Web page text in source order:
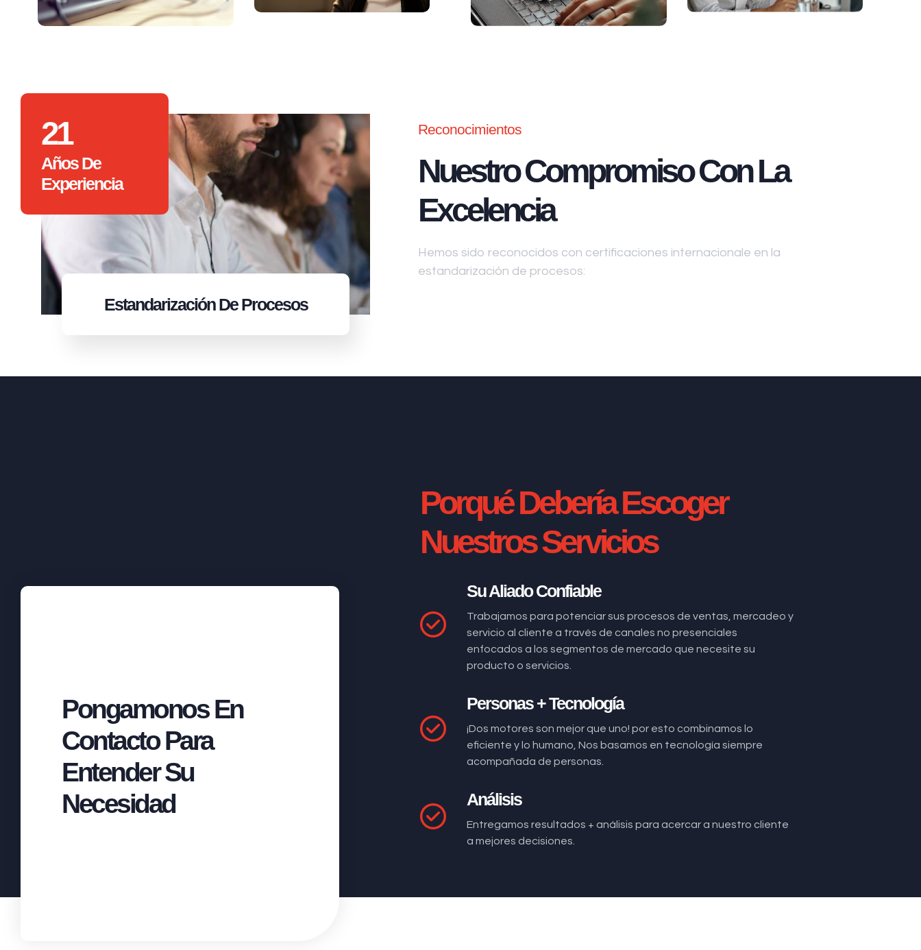
21
Años De
Experiencia
EstandarizaciónDe Procesos
Reconocimientos
Nuestro Compromiso Con La
Excelencia
Hemos sido reconocidos con certificaciones internacionale en la
estandarización de procesos:
Pongamonos En
Contacto Para
Entender Su
Necesidad
Porqué Debería Escoger
Nuestros Servicios
Su Aliado Confiable
Trabajamos para potenciar sus procesos de ventas, mercadeo y
servicio al cliente a través de canales no presenciales
enfocados a los segmentos de mercado que necesite su
producto o servicios.
Personas + Tecnología
¡Dos motores son mejor que uno! por esto combinamos lo
eficiente y lo humano, Nos basamos en tecnología siempre
acompañada de personas.
Análisis
Entregamos resultados + análisis para acercar a nuestro cliente
a mejores decisiones.